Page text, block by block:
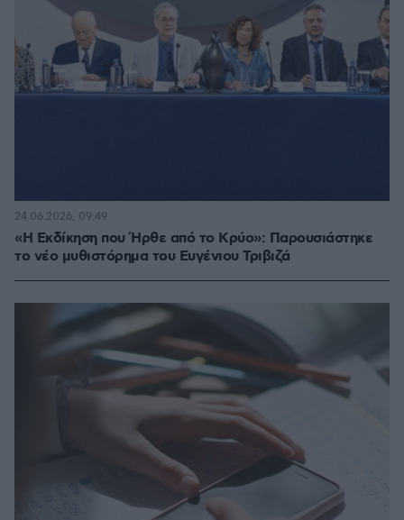
«Η Εκδίκηση που Ήρθε από το Κρύο»: Παρουσιάστηκε
το νέο μυθιστόρημα του Ευγένιου Τριβιζά
24.06.2026, 09:49